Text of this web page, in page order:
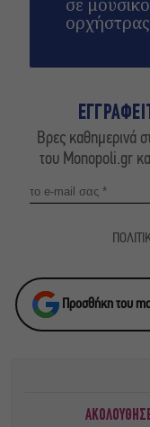
Βρες καθημερινά
του Monopoli.gr
Προσθήκη του
ΑΚΟΛΟΥΘΗΣΕ